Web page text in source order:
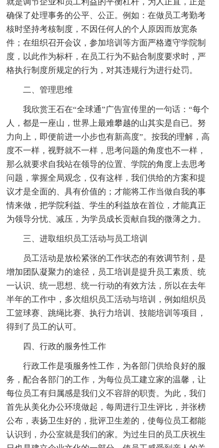
确保了处理事务的公平、公正。例如：在做员工考勤考
核时坚持考核制度，不因任何人的个人原因而放宽条
件；在组织召开会议，参加培训等方面严格遵守学院制
度，以此作为标杆，在员工行为不贴合制度要求时，严
格执行制度所规定的行为，对其违规行为进行处罚。
二、管理思维
我欣赏王石在“全球通”广告宣传里的一句话：“每个
人，都是一座山，世界上最难攀越的山其实是自已。努
力向上，即便前进一小步也有新高度”。按我的理解，高
度不一样，视野就不一样，思考问题的角度也不一样，
那么就要求自我站在领导的位置、学院的角度上去思考
问题，掌握全局观念，仅有这样，我们供给的方案和提
议才是全面的、具有价值的；才能将工作当做自我的事
情来做，把学院利益、学生的利益放在首位，才能真正
为领导分忧、减压，为学员成长贡献自我的微薄之力。
三、进取组织员工活动与员工培训
员工活动是放松紧张的工作状态的有效调节剂，是
增加团队凝聚力的途径，员工培训是提升员工素质、统
一认识、统一思想、统一行动的有效方法，所以在去年
半年的工作中，多次组织员工活动与培训，例如组织员
工篮球赛、跳绳比赛、执行力培训、技能培训等项目，
得到了员工的认可。
四、行政的服务性工作
行政工作是项服务性工作，为各部门供给良好的服
务，配合各部门的工作，为每位员工建立家的温馨，让
每位员工有归属感是我们义不容辞的职责。为此，我们
首先从美化办公环境做起，每周进行卫生评比，并张榜
公布，表扬卫生好的，批评卫生差的，使每位员工都能
认识到，办公室就是我们的家。为过生日的员工庆祝生